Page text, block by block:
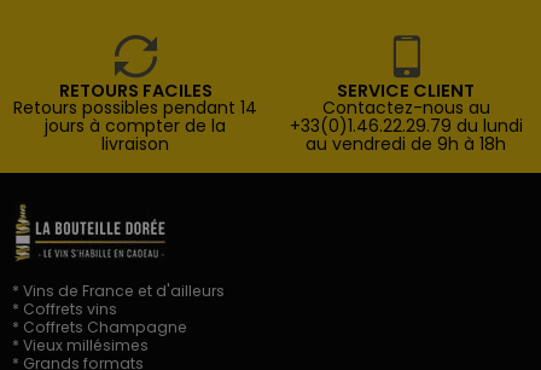
RETOURS FACILES
Retours possibles pendant 14
jours à compter de la
livraison
SERVICE CLIENT
Contactez-nous au
+33(0)1.46.22.29.79 du lundi
au vendredi de 9h à 18h
* Vins de France et d'ailleurs
* Coffrets vins
* Coffrets Champagne
* Vieux millésimes
* Grands formats